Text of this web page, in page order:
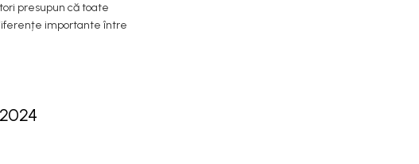
presupun că toate
importante între